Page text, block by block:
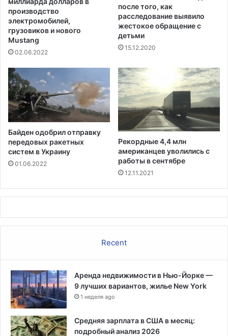
н
н
ы
м
а
к
о
н
о
д
а
т
е
л
с
т
е
р
о
с
т
ч
и
с
л
а
л
в
ш
т
а
м
м
а
производство
электромобилей,
грузовиков и нового
Mustang
02.06.2022
после того, как
расследование выявило
жестокое обращение с
детьми
15.12.2020
Байден одобрил отправку
передовых ракетных
систем в Украину
01.06.2022
Рекордные 4,4 млн
американцев уволились с
работы в сентябре
12.11.2021
Recent
Аренда недвижимости в Нью-Йорке —
9 лучших вариантов, жилье New York
1 неделя ago
Средняя зарплата в США в месяц:
подробный анализ 2026